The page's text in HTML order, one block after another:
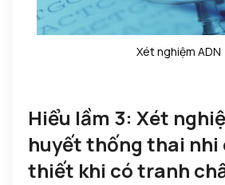
Xét nghiệm ADN
Hiểu lầm 3: Xét
huyết thống thai nhi
thiết khi có tranh